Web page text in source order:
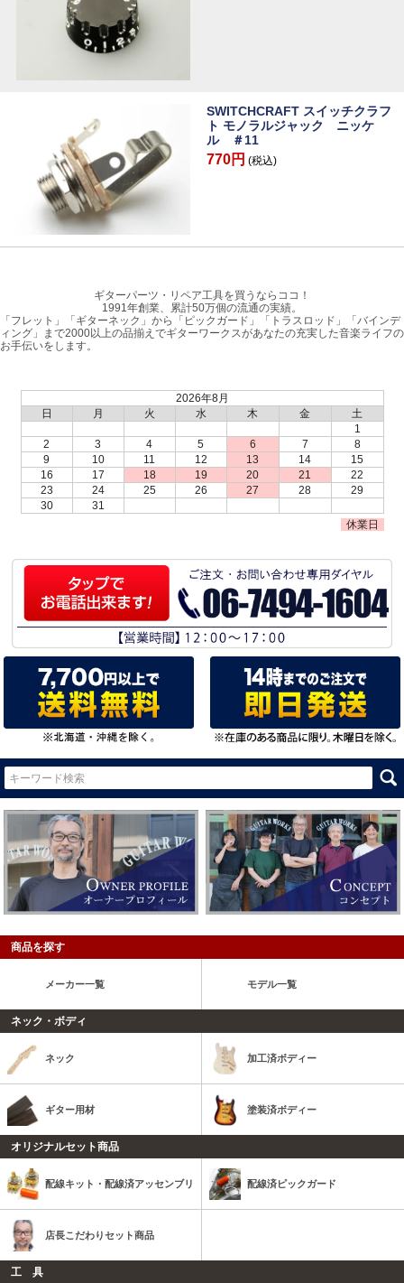
SWITCHCRAFT スイッチクラフ
ト モノラルジャック ニッケ
ル ＃11
770円 (税込)
ギターパーツ・リペア工具を買うならココ！
1991年創業、累計50万個の流通の実績。
「フレット」「ギターネック」から「ピックガード」「トラスロッド」「バインデ
ィング」まで2000以上の品揃えでギターワークスがあなたの充実した音楽ライフの
お手伝いをします。
2026年8月
日
月 火 水 木 金
土
1
2
3 4 5 6 7
8
9
10 11 12 13 14
15
16
17 18 19 20 21
22
23
24 25 26 27 28
29
30
31
休業日
商品を探す
メーカー一覧 モデル一覧
ネック・ボディ
ネック 加工済ボディー
ギター用材 塗装済ボディー
オリジナルセット商品
配線キット・配線済アッセンブリ 配線済ピックガード
店長こだわりセット商品
工 具